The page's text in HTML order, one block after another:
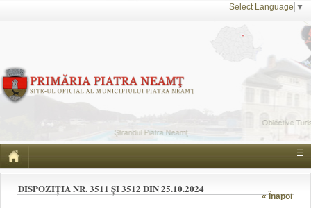
Select Language ▼
☰
« Înapoi
DISPOZIȚIA NR. 3511 ȘI 3512 DIN 25.10.2024